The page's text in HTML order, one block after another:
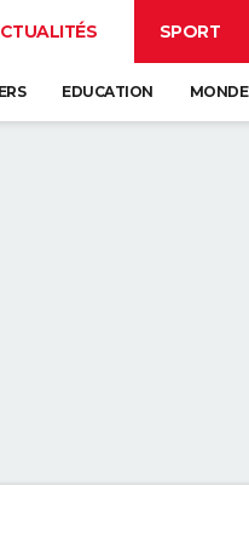
SPORT
EDUCATION MONDE